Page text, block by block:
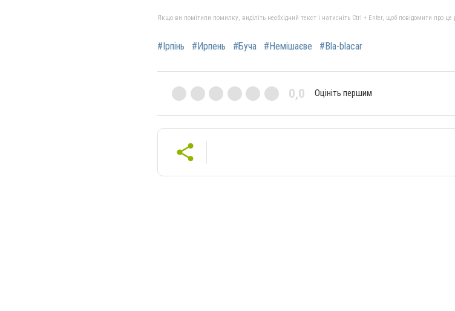
Якщо ви помітили помилку, виділіть необхідний текст і натисніть Ctrl + Enter, щоб повідомити про це
#Ірпінь #Ирпень #Буча #Немішаєве #Bla-blacar
0,0 Оцініть першим